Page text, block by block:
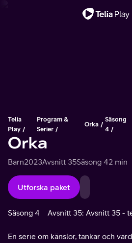
Telia
Play
Program &
Serier
Orka
Säsong
4
Orka
Barn2023Avsnitt 35Säsong 42 min
Utforska paket
Säsong 4 Avsnitt 35: Avsnitt 35 -
En serie om känslor, tankar och